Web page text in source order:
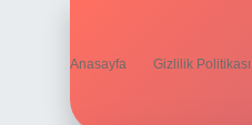
Anasayfa Gizlilik Politikası